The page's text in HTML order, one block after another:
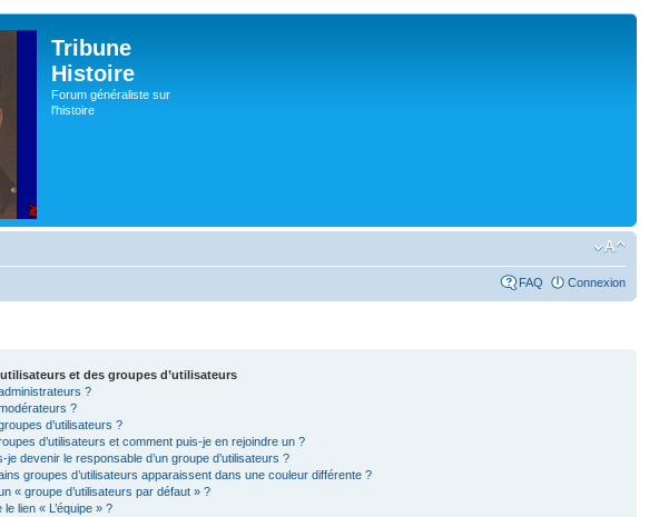
Tribune
Histoire
Forum généraliste sur
l'histoire
FAQ Connexion
et des groupes d’utilisateurs
?
?
d’utilisateurs ?
d’utilisateurs et comment puis-je en rejoindre un ?
je devenir le responsable d’un groupe d’utilisateurs ?
groupes d’utilisateurs apparaissent dans une couleur différente ?
« groupe d’utilisateurs par défaut » ?
le lien « L’équipe » ?